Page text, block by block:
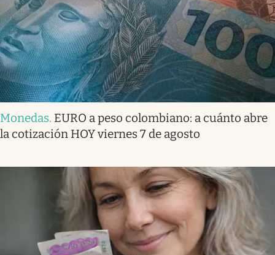
Monedas. EURO a peso colombiano: a cuánto abre
la cotización HOY viernes 7 de agosto